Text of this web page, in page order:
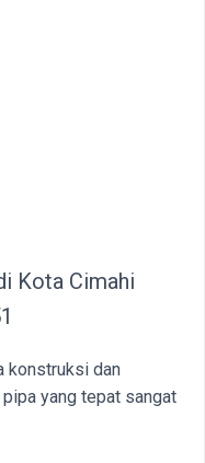
Kota Cimahi
konstruksi dan
yang tepat sangat